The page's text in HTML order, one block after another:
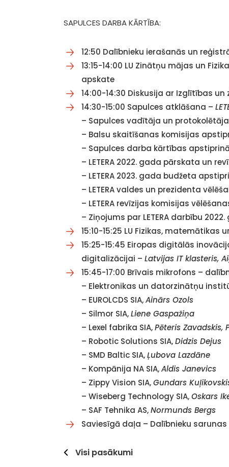
SAPULCES DARBA KĀRTĪBA:
12:50 Dalībnieku ierašanās un
13:15-14:00 LU Zinātņu mājas un
apskate
14:00-14:30 Diskusija ar Izglītības
14:30-15:00 Sapulces atklāšana –
– Sapulces vadītāja un
– Balsu skaitīšanas komisijas
– Sapulces darba kārtības
– LETERA 2022. gada pārskata un
– LETERA 2023. gada budžeta
– LETERA valdes un prezidenta
– LETERA revīzijas komisijas
– Ziņojums par LETERA darbību
15:10-15:25 LU Fizikas,
15:25-15:45 Eiropas digitālās
digitalizācijai – Latvijas IT klasteris,
15:45-17:00 Brīvais mikrofons –
– Elektronikas un datorzinātņu
– EUROLCDS SIA,Ainārs Ozols
– Silmor SIA,Liene Gaspažiņa
– Lexel fabrika SIA,Pēteris Zavadskis,
– Robotic Solutions SIA,Didzis Dejus
– SMD Baltic SIA,Ļubova Lazdāne
– Kompānija NA SIA,Aldis Janevics
– Zippy Vision SIA,Gundars
– Wiseberg Technology SIA,Oskars
– SAF Tehnika AS,Normunds Bergs
Saviesīgā daļa – Dalībnieku
Visi pasākumi